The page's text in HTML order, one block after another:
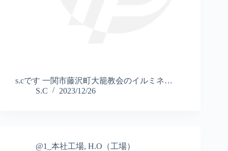
s.cです 一関市藤沢町大籠教会のイルミネ…
S.C
2023/12/26
@1_本社工場, H.O（工場）